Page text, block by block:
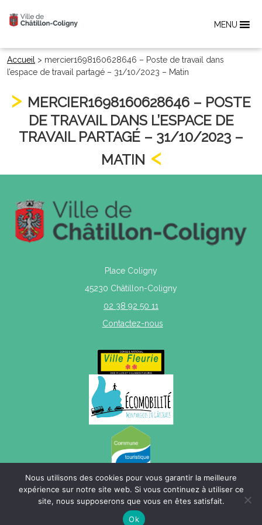
MENU
Accueil > mercier1698160628646 – Poste de travail dans
l’espace de travail partagé – 31/10/2023 – Matin
MERCIER1698160628646 – POSTE
DE TRAVAIL DANS L’ESPACE DE
TRAVAIL PARTAGÉ – 31/10/2023 –
MATIN
Place Coligny
45230 Châtillon-Coligny
02 38 92 50 11
Contactez-nous
Mentions légales | Politique de confidentialité
Nous utilisons des cookies pour vous garantir la meilleure
expérience sur notre site web. Si vous continuez à utiliser ce
site, nous supposerons que vous en êtes satisfait.
Ok